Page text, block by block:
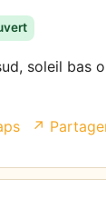
soleil bas
↗